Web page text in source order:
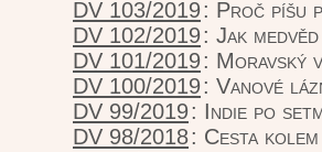
DV 103/2019: Proč píšu
DV 102/2019: Jak
DV 101/2019: Moravský
DV 100/2019: Vanové
DV 99/2019: Indie po
DV 98/2018: Cesta kolem